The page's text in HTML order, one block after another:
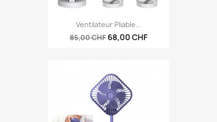
Ventilateur Pliable...
85,00 CHF 68,00 CHF